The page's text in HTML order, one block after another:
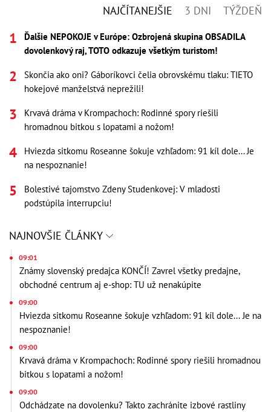
NAJČÍTANEJŠIE 3 DNI TÝŽDEŇ
Ďalšie NEPOKOJE v Európe: Ozbrojená skupina OBSADILA
dovolenkový raj, TOTO odkazuje všetkým turistom!
Skončia ako oni? Gáboríkovci čelia obrovskému tlaku: TIETO
hokejové manželstvá neprežili!
Krvavá dráma v Krompachoch: Rodinné spory riešili
hromadnou bitkou s lopatami a nožom!
Hviezda sitkomu Roseanne šokuje vzhľadom: 91 kíl dole... Je
na nespoznanie!
Bolestivé tajomstvo Zdeny Studenkovej: V mladosti
podstúpila interrupciu!
NAJNOVŠIE ČLÁNKY
09:01
Známy slovenský predajca KONČÍ! Zavrel všetky predajne,
obchodné centrum aj e-shop: TU už nenakúpite
09:00
Hviezda sitkomu Roseanne šokuje vzhľadom: 91 kíl dole... Je na
nespoznanie!
09:00
Krvavá dráma v Krompachoch: Rodinné spory riešili hromadnou
bitkou s lopatami a nožom!
09:00
Odchádzate na dovolenku? Takto zachránite izbové rastliny